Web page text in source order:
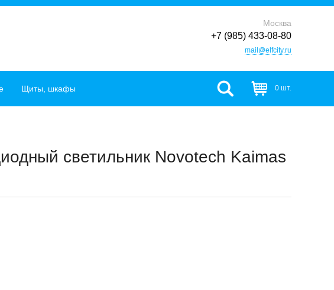
Москва
+7 (985) 433-08-80
mail@elfcity.ru
Щиты, шкафы 0 шт.
светильник Novotech Kaimas